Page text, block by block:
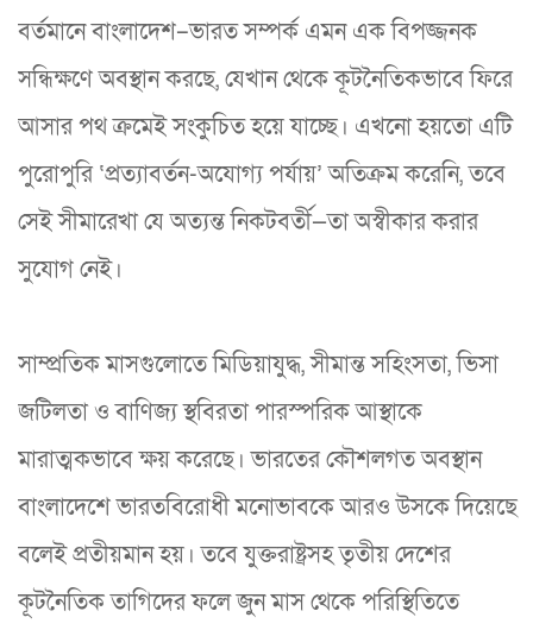
বর্তমানে বাংলাদেশ–ভারত সম্পর্ক এমন এক বিপজ্জনক
সন্ধিক্ষণে অবস্থান করছে, যেখান থেকে কূটনৈতিকভাবে ফিরে
আসার পথ ক্রমেই সংকুচিত হয়ে যাচ্ছে। এখনো হয়তো এটি
পুরোপুরি ‘প্রত্যাবর্তন-অযোগ্য পর্যায়’ অতিক্রম করেনি, তবে
সেই সীমারেখা যে অত্যন্ত নিকটবর্তী—তা অস্বীকার করার
সুযোগ নেই।
সাম্প্রতিক মাসগুলোতে মিডিয়াযুদ্ধ, সীমান্ত সহিংসতা, ভিসা
জটিলতা ও বাণিজ্য স্থবিরতা পারস্পরিক আস্থাকে
মারাত্মকভাবে ক্ষয় করেছে। ভারতের কৌশলগত অবস্থান
বাংলাদেশে ভারতবিরোধী মনোভাবকে আরও উসকে দিয়েছে
বলেই প্রতীয়মান হয়। তবে যুক্তরাষ্ট্রসহ তৃতীয় দেশের
কূটনৈতিক তাগিদের ফলে জুন মাস থেকে পরিস্থিতিতে